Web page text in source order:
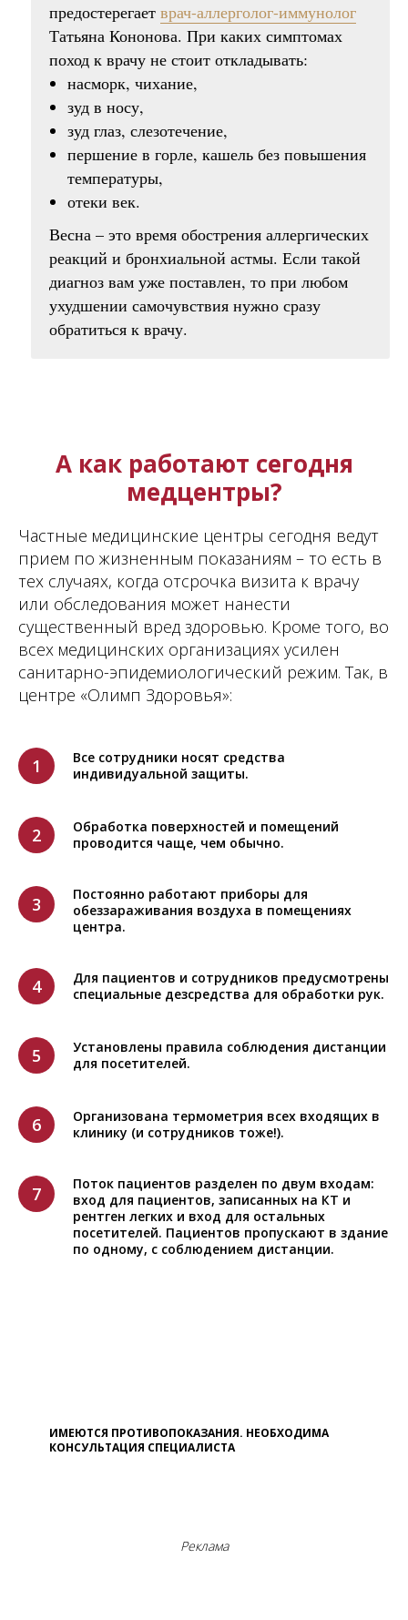
предостерегает врач-аллерголог-иммунолог
Татьяна Кононова. При каких симптомах
поход к врачу не стоит откладывать:
насморк, чихание,
зуд в носу,
зуд глаз, слезотечение,
першение в горле, кашель без повышения
температуры,
отеки век.
Весна – это время обострения аллергических
реакций и бронхиальной астмы. Если такой
диагноз вам уже поставлен, то при любом
ухудшении самочувствия нужно сразу
обратиться к врачу.
А как работают сегодня
медцентры?
Частные медицинские центры сегодня ведут
прием по жизненным показаниям – то есть в
тех случаях, когда отсрочка визита к врачу
или обследования может нанести
существенный вред здоровью. Кроме того, во
всех медицинских организациях усилен
санитарно-эпидемиологический режим. Так, в
центре «Олимп Здоровья»:
1
Все сотрудники носят средства
индивидуальной защиты.
2
Обработка поверхностей и помещений
проводится чаще, чем обычно.
3
Постоянно работают приборы для
обеззараживания воздуха в помещениях
центра.
4
Для пациентов и сотрудников предусмотрены
специальные дезсредства для обработки рук.
5
Установлены правила соблюдения дистанции
для посетителей.
6
Организована термометрия всех входящих в
клинику (и сотрудников тоже!).
7
Поток пациентов разделен по двум входам:
вход для пациентов, записанных на КТ и
рентген легких и вход для остальных
посетителей. Пациентов пропускают в здание
по одному, с соблюдением дистанции.
ИМЕЮТСЯ ПРОТИВОПОКАЗАНИЯ. НЕОБХОДИМА
КОНСУЛЬТАЦИЯ СПЕЦИАЛИСТА
Реклама